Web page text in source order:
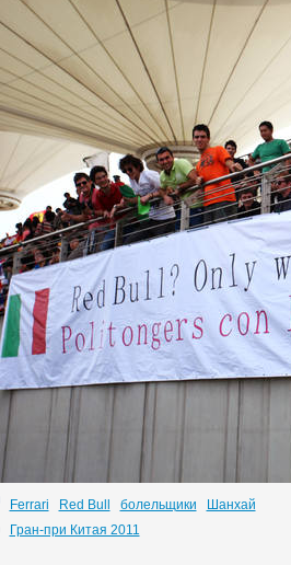
Ferrari Red Bull болельщики
Шанхай
Гран-при Китая 2011